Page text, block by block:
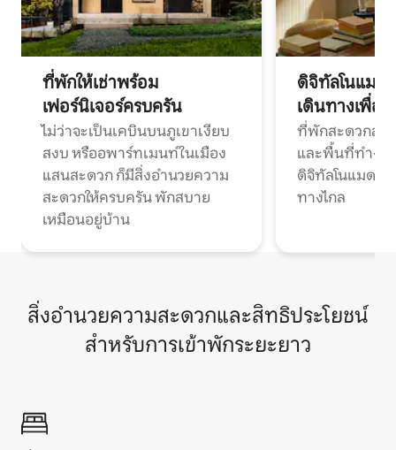
ที่พักให้เช่าพร้อม
เฟอร์นิเจอร์ครบครัน
ไม่ว่าจะเป็นเคบินบนภูเขาเงียบ
สงบ หรืออพาร์ทเมนท์ในเมือง
แสนสะดวก ก็มีสิ่งอำนวยความ
สะดวกให้ครบครัน พักสบาย
เหมือนอยู่บ้าน
ดิจิทัลโนแมด
เดินทางเพื่อ
ที่พักสะดวกสบ
และพื้นที่ทำงา
ดิจิทัลโนแมดแ
ทางไกล
สิ่งอำนวยความสะดวกและสิทธิประโยชน์
สำหรับการเข้าพักระยะยาว